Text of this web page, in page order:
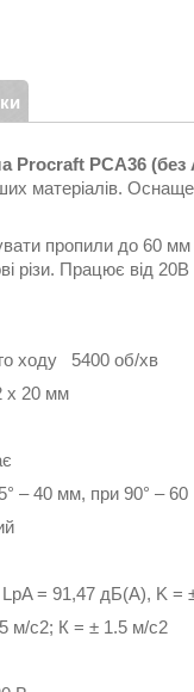
Procraft PCA36
матеріалів.
пропили до 60 мм
різи. Працює від
ходу 5400 об/хв
х 20 мм
– 40 мм, при 90° –
LpA = 91,47 дБ(А), K =
м/с2; К = ± 1.5 м/с2